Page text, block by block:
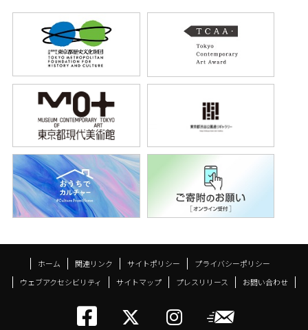
ホーム 関連リンク サイトポリシー
プライバシーポリシー
ウェブアクセシビリティ
サイトマップ プレスリリース お問い合わせ
トーキョーアーツ